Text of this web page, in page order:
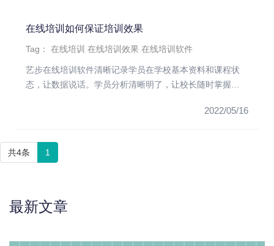
在线培训如何保证培训效果
Tag：在线培训 在线培训效果 在线培训软件
艺步在线培训软件清晰记录学员在学校基本资料和课程状
态，让数据说话。学员分析清晰明了，让校长随时掌握学
2022/05/16
共4条 1
最新文章